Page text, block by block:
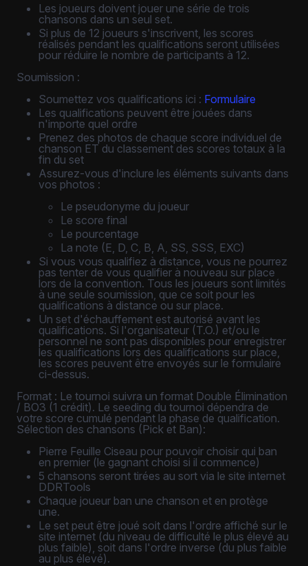
Les joueurs doivent jouer une série de trois
chansons dans un seul set.
Si plus de 12 joueurs s'inscrivent, les scores
réalisés pendant les qualifications seront utilisées
pour réduire le nombre de participants à 12.
Soumission :
Soumettez vos qualifications ici : Formulaire
Les qualifications peuvent être jouées dans
n'importe quel ordre
Prenez des photos de chaque score individuel de
chanson ET du classement des scores totaux à la
fin du set
Assurez-vous d'inclure les éléments suivants dans
vos photos :
Le pseudonyme du joueur
Le score final
Le pourcentage
La note (E, D, C, B, A, SS, SSS, EXC)
Si vous vous qualifiez à distance, vous ne pourrez
pas tenter de vous qualifier à nouveau sur place
lors de la convention. Tous les joueurs sont limités
à une seule soumission, que ce soit pour les
qualifications à distance ou sur place.
Un set d'échauffement est autorisé avant les
qualifications. Si l'organisateur (T.O.) et/ou le
personnel ne sont pas disponibles pour enregistrer
les qualifications lors des qualifications sur place,
les scores peuvent être envoyés sur le formulaire
ci-dessus.
Format : Le tournoi suivra un format Double Élimination
/ BO3 (1 crédit). Le seeding du tournoi dépendra de
votre score cumulé pendant la phase de qualification.
Sélection des chansons (Pick et Ban):
Pierre Feuille Ciseau pour pouvoir choisir qui ban
en premier (le gagnant choisi si il commence)
5 chansons seront tirées au sort via le site internet
DDRTools
Chaque joueur ban une chanson et en protège
une.
Le set peut être joué soit dans l'ordre affiché sur le
site internet (du niveau de difficulté le plus élevé au
plus faible), soit dans l'ordre inverse (du plus faible
au plus élevé).